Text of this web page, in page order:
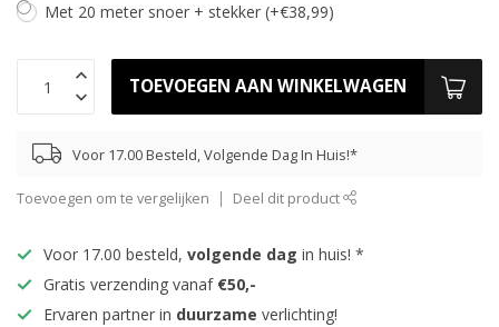
Met 20 meter snoer + stekker (+€38,99)
TOEVOEGEN AAN WINKELWAGEN
Voor 17.00 Besteld, Volgende Dag In Huis!*
Toevoegen om te vergelijken Deel dit product
Voor 17.00 besteld, volgende dag in huis! *
Gratis verzending vanaf €50,-
Ervaren partner in duurzame verlichting!